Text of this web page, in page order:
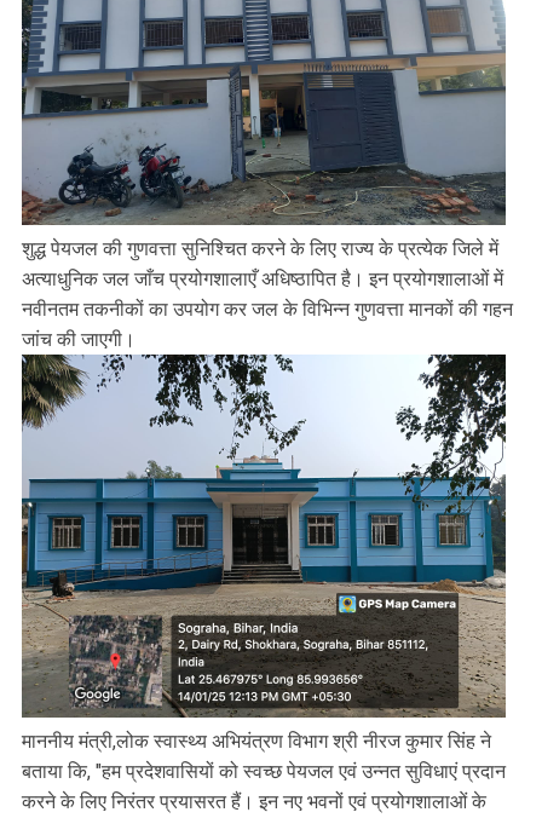
शुद्ध पेयजल की गुणवत्ता सुनिश्चित करने के लिए राज्य के प्रत्येक जिले में
अत्याधुनिक जल जाँच प्रयोगशालाएँ अधिष्ठापित है। इन प्रयोगशालाओं में
नवीनतम तकनीकों का उपयोग कर जल के विभिन्न गुणवत्ता मानकों की गहन
जांच की जाएगी।
माननीय मंत्री,लोक स्वास्थ्य अभियंत्रण विभाग श्री नीरज कुमार सिंह ने
बताया कि, "हम प्रदेशवासियों को स्वच्छ पेयजल एवं उन्नत सुविधाएं प्रदान
करने के लिए निरंतर प्रयासरत हैं। इन नए भवनों एवं प्रयोगशालाओं के